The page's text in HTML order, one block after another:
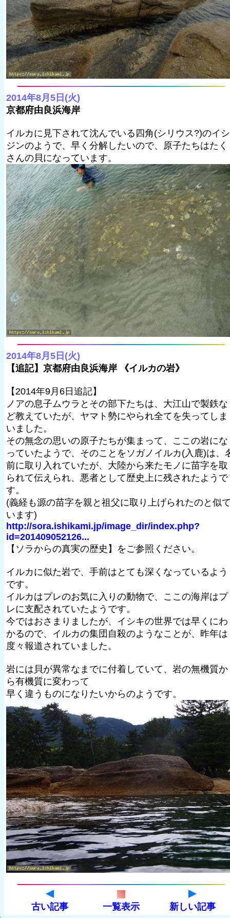
2014年8月5日(火)
京都府由良浜海岸
イルカに見下されて沈んでいる四角(シリウス?)のイシ
ジンのようで、早く分解したいので、原子たちはたく
さんの貝になっています。
2014年8月5日(火)
【追記】京都府由良浜海岸 《イルカの岩》
【2014年9月6日追記】
ノアの息子ムウラとその部下たちは、大江山で製鉄な
ど教えていたが、ヤマト勢にやられ全てを失ってしま
いました。
その無念の思いの原子たちが集まって、ここの岩にな
っていたようで、そのことをソガノイルカ(入鹿)は、
前に取り入れていたが、大陸から来たモノに苗字を取
られて伝えられ、悪者として歴史上に残されたようで
す。
(義経も源の苗字を親と祖父に取り上げられたのと似
います)
http://sora.ishikami.jp/image_dir/index.php?
id=201409052126...
【ソラからの真実の歴史】をご参照ください。
イルカに似た岩で、手前はとても深くなっているよう
です。
イルカはプレのお気に入りの動物で、ここの海岸はプ
レに支配されていたようです。
今ではおさまりましたが、イシキの世界では早くにわ
かるので、イルカの集団自殺のようなことが、昨年は
度々報道されていました。
岩には貝が異常なまでに付着していて、岩の無機質か
ら有機質に変わって
早く違うものになりたいからのようです。
古い記事 一覧表示 新しい記事